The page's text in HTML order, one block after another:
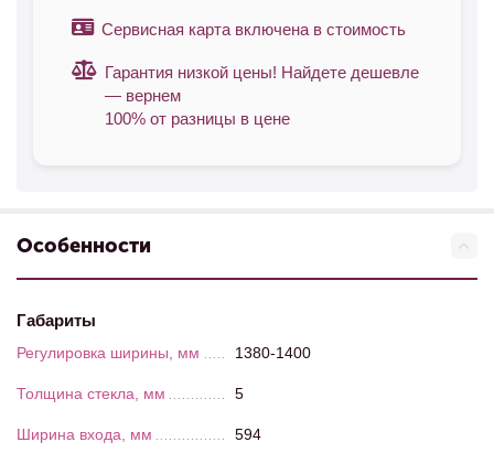
Сервисная карта включена в стоимость
Гарантия низкой цены! Найдете дешевле
— вернем
100% от разницы в цене
Особенности
Габариты
Регулировка ширины, мм 1380-1400
Толщина стекла, мм 5
Ширина входа, мм 594